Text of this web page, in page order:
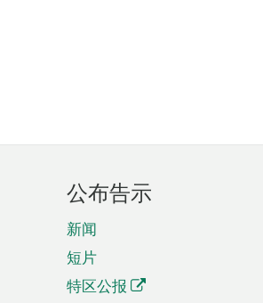
公布告示
新闻
短片
特区公报